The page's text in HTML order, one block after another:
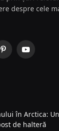
despre cele
PinterestYouTube
în Arctica:
de halteră